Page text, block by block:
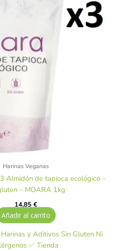
Harinas Veganas
Almidón de tapioca ecológico –
– MOARA 1kg
14,85€
Añadir al carrito
y Aditivos Sin Gluten Ni
✅ Tienda